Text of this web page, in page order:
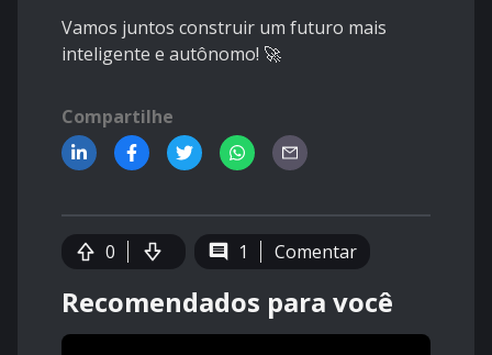
Vamos juntos construir um futuro mais
inteligente e autônomo! 🚀
Compartilhe
0 1 Comentar
Recomendados para você